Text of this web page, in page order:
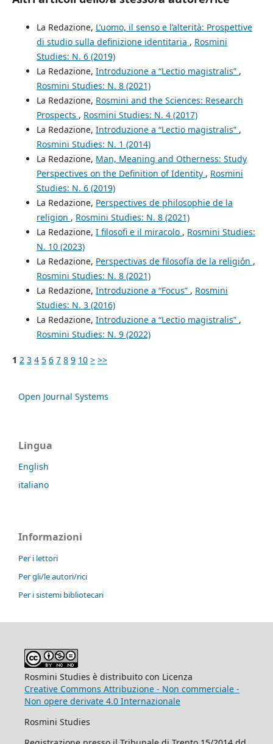
La Redazione, L’uomo, il senso e l’alterità: Prospettive
di studio sulla definizione identitaria , Rosmini
Studies: N. 6 (2019)
La Redazione, Introduzione a “Lectio magistralis” ,
Rosmini Studies: N. 8 (2021)
La Redazione, Rosmini and the Sciences: Research
Prospects , Rosmini Studies: N. 4 (2017)
La Redazione, Introduzione a “Lectio magistralis” ,
Rosmini Studies: N. 1 (2014)
La Redazione, Man, Meaning and Otherness: Study
Perspectives on the Definition of Identity , Rosmini
Studies: N. 6 (2019)
La Redazione, Perspectives de philosophie de la
religion , Rosmini Studies: N. 8 (2021)
La Redazione, I filosofi e il miracolo , Rosmini Studies:
N. 10 (2023)
La Redazione, Perspectivas de filosofía de la religión ,
Rosmini Studies: N. 8 (2021)
La Redazione, Introduzione a “Focus” , Rosmini
Studies: N. 3 (2016)
La Redazione, Introduzione a “Lectio magistralis” ,
Rosmini Studies: N. 9 (2022)
1 2 3 4 5 6 7 8 9 10 > >>
Open Journal Systems
Lingua
English
italiano
Informazioni
Per i lettori
Per gli/le autori/rici
Per i sistemi bibliotecari
Rosmini Studies è distribuito con Licenza
Creative Commons Attribuzione - Non commerciale -
Non opere derivate 4.0 Internazionale
Rosmini Studies